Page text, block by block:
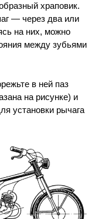
храповик.
— через два или
на них, можно
между зубьями
в ней паз
на рисунке) и
установки рычага